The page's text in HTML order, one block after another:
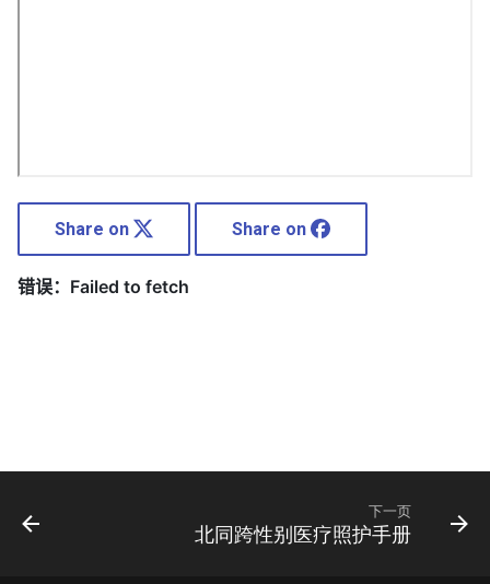
Share on Share on
下一页
北同跨性别医疗照护手册